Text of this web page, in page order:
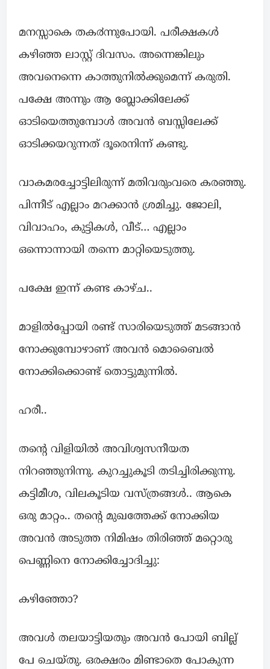
മനസ്സാകെ തക൪ന്നുപോയി. പരീക്ഷകൾ
കഴിഞ്ഞ ലാസ്റ്റ് ദിവസം. അന്നെങ്കിലും
അവനെന്നെ കാത്തുനിൽക്കുമെന്ന് കരുതി.
പക്ഷേ അന്നും ആ ബ്ലോക്കിലേക്ക്
ഓടിയെത്തുമ്പോൾ അവൻ ബസ്സിലേക്ക്
ഓടിക്കയറുന്നത് ദൂരെനിന്ന് കണ്ടു.
വാകമരച്ചോട്ടിലിരുന്ന് മതിവരുംവരെ കരഞ്ഞു.
പിന്നീട് എല്ലാം മറക്കാൻ ശ്രമിച്ചു. ജോലി,
വിവാഹം, കുട്ടികൾ, വീട്… എല്ലാം
ഒന്നൊന്നായി തന്നെ മാറ്റിയെടുത്തു.
പക്ഷേ ഇന്ന് കണ്ട കാഴ്ച..
മാളിൽപ്പോയി രണ്ട് സാരിയെടുത്ത് മടങ്ങാൻ
നോക്കുമ്പോഴാണ് അവൻ മൊബൈൽ
നോക്കിക്കൊണ്ട് തൊട്ടുമുന്നിൽ.
ഹരീ..
തന്റെ വിളിയിൽ അവിശ്വസനീയത
നിറഞ്ഞുനിന്നു. കുറച്ചുകൂടി തടിച്ചിരിക്കുന്നു.
കട്ടിമീശ, വിലകൂടിയ വസ്ത്രങ്ങൾ.. ആകെ
ഒരു മാറ്റം.. തന്റെ മുഖത്തേക്ക് നോക്കിയ
അവൻ അടുത്ത നിമിഷം തിരിഞ്ഞ് മറ്റൊരു
പെണ്ണിനെ നോക്കിച്ചോദിച്ചു:
കഴിഞ്ഞോ?
അവൾ തലയാട്ടിയതും അവൻ പോയി ബില്ല്
പേ ചെയ്തു. ഒരക്ഷരം മിണ്ടാതെ പോകുന്ന